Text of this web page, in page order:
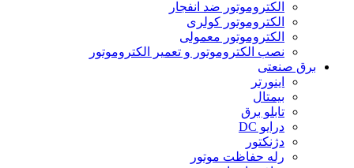
الکتروموتور ضد انفجار
الکتروموتور کولری
الکتروموتور معمولی
نصب الکتروموتور و تعمیر الکتروموتور
برق صنعتی
اینورتر
بیمتال
تابلو برق
درایو DC
دژنکتور
رله حفاظت موتور